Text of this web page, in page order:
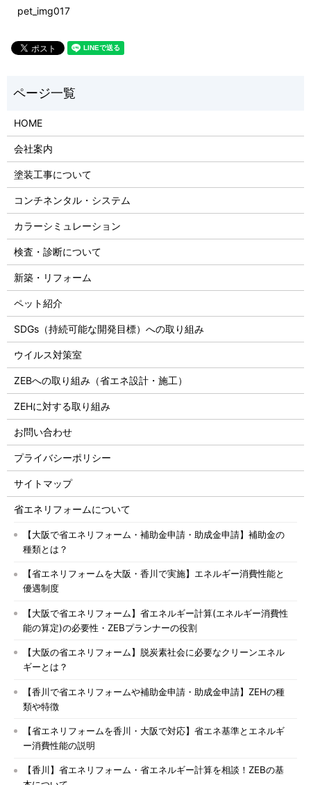
pet_img017
HOME
会社案内
塗装工事について
コンチネンタル・システム
カラーシミュレーション
検査・診断について
新築・リフォーム
ペット紹介
SDGs（持続可能な開発目標）への取り組み
ウイルス対策室
ZEBへの取り組み（省エネ設計・施工）
ZEHに対する取り組み
お問い合わせ
プライバシーポリシー
サイトマップ
省エネリフォームについて
【大阪で省エネリフォーム・補助金申請・助成金申請】補助金の
種類とは？
【省エネリフォームを大阪・香川で実施】エネルギー消費性能と
優遇制度
【大阪で省エネリフォーム】省エネルギー計算(エネルギー消費性
能の算定)の必要性・ZEBプランナーの役割
【大阪の省エネリフォーム】脱炭素社会に必要なクリーンエネル
ギーとは？
【香川で省エネリフォームや補助金申請・助成金申請】ZEHの種
類や特徴
【省エネリフォームを香川・大阪で対応】省エネ基準とエネルギ
ー消費性能の説明
【香川】省エネリフォーム・省エネルギー計算を相談！ZEBの基